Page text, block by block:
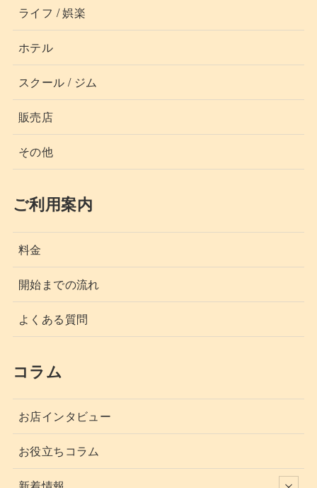
ライフ / 娯楽
ホテル
スクール / ジム
販売店
その他
ご利用案内
料金
開始までの流れ
よくある質問
コラム
お店インタビュー
お役立ちコラム